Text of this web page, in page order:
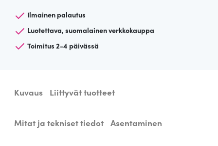
a
p
u
n
n
Ilmainen palautus
Luotettava, suomalainen verkkokauppa
Toimitus 2-4 päivässä
Kuvaus Liittyvät tuotteet
Mitat ja tekniset tiedot Asentaminen